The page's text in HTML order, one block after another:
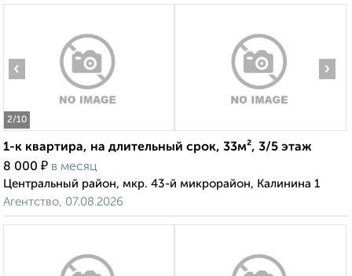
2/10
‹ ›
1-к квартира, на длительный срок, 33м², 3/5 этаж
8 000 ₽ в месяц
Центральный район, мкр. 43-й микрорайон, Калинина 1
Агентство, 07.08.2026